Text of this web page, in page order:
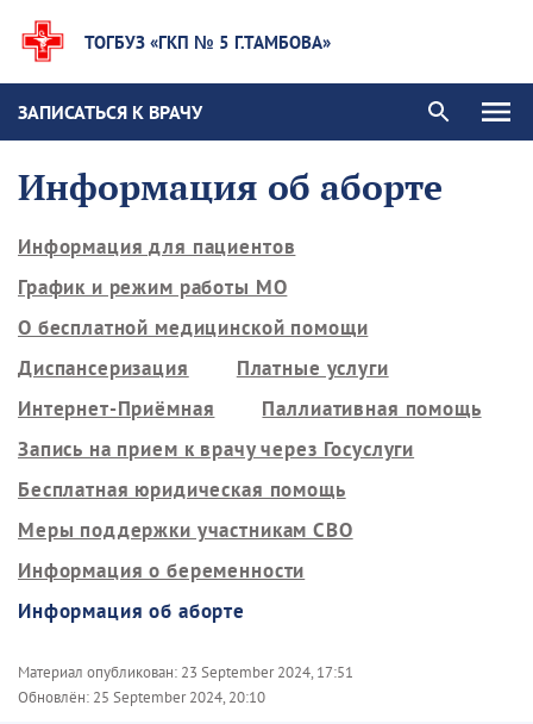
ТОГБУЗ «ГКП № 5 Г.ТАМБОВА»
ЗАПИСАТЬСЯ К ВРАЧУ
Информация об аборте
Информация для пациентов
График и режим работы МО
О бесплатной медицинской помощи
Диспансеризация
Платные услуги
Интернет-Приёмная
Паллиативная помощь
Запись на прием к врачу через Госуслуги
Бесплатная юридическая помощь
Меры поддержки участникам СВО
Информация о беременности
Информация об аборте
Материал опубликован: 23 September 2024, 17:51
Обновлён: 25 September 2024, 20:10